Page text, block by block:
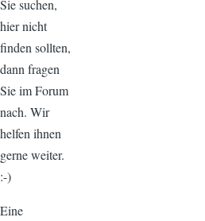
Sie suchen,
hier nicht
finden sollten,
dann fragen
Sie im Forum
nach. Wir
helfen ihnen
gerne weiter.
:-)
Eine